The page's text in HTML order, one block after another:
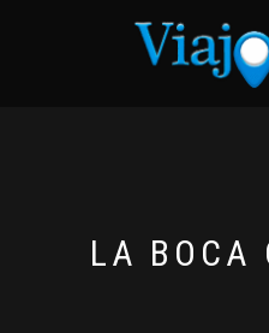
LA BOCA